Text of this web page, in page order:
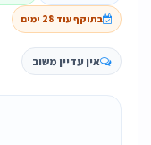
בתוקף עוד 28 ימים
אין עדיין משוב